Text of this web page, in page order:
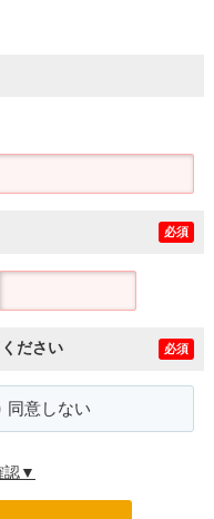
必須
ださい 必須
同意しない
認▼